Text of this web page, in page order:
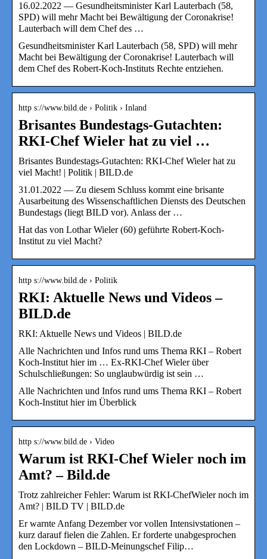
16.02.2022 — Gesundheitsminister Karl Lauterbach (58,
SPD) will mehr Macht bei Bewältigung der Coronakrise!
Lauterbach will dem Chef des …
Gesundheitsminister Karl Lauterbach (58, SPD) will mehr
Macht bei Bewältigung der Coronakrise! Lauterbach will
dem Chef des Robert-Koch-Instituts Rechte entziehen.
http s://www.bild.de › Politik › Inland
Brisantes Bundestags-Gutachten:
RKI-Chef Wieler hat zu viel …
Brisantes Bundestags-Gutachten: RKI-Chef Wieler hat zu
viel Macht! | Politik | BILD.de
31.01.2022 — Zu diesem Schluss kommt eine brisante
Ausarbeitung des Wissenschaftlichen Diensts des Deutschen
Bundestags (liegt BILD vor). Anlass der …
Hat das von Lothar Wieler (60) geführte Robert-Koch-
Institut zu viel Macht?
http s://www.bild.de › Politik
RKI: Aktuelle News und Videos –
BILD.de
RKI: Aktuelle News und Videos | BILD.de
Alle Nachrichten und Infos rund ums Thema RKI – Robert
Koch-Institut hier im … Ex-RKI-Chef Wieler über
Schulschließungen: So unglaubwürdig ist sein …
Alle Nachrichten und Infos rund ums Thema RKI – Robert
Koch-Institut hier im Überblick
http s://www.bild.de › Video
Warum ist RKI-Chef Wieler noch im
Amt? – Bild.de
Trotz zahlreicher Fehler: Warum ist RKI-ChefWieler noch im
Amt? | BILD TV | BILD.de
Er warnte Anfang Dezember vor vollen Intensivstationen –
kurz darauf fielen die Zahlen. Er forderte unabgesprochen
den Lockdown – BILD-Meinungschef Filip…